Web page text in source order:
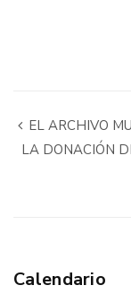
EL ARCHIVO
LA DONACIÓN
Calendario